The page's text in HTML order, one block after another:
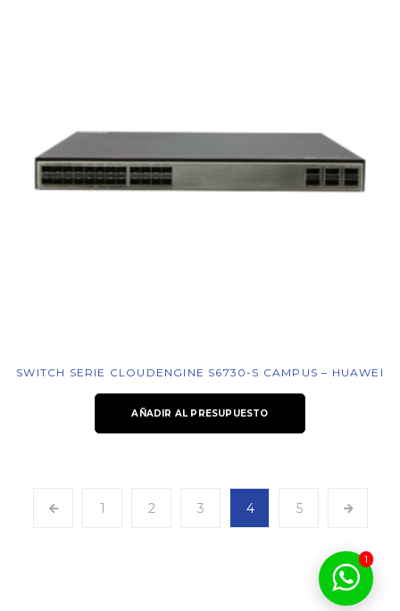
SWITCH SERIE CLOUDENGINE S6730-S CAMPUS – HUAWEI
AÑADIR AL PRESUPUESTO
1 2 3 4 5
1